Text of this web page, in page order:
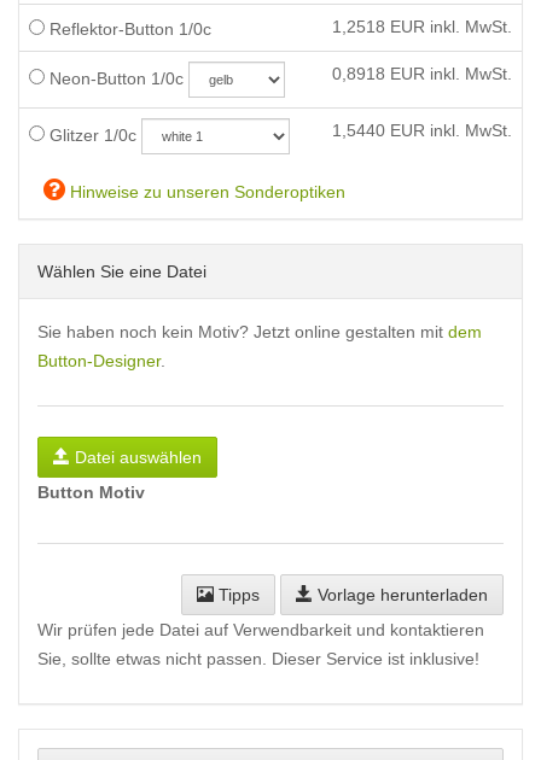
Reflektor-Button 1/0c 1,2518 EUR inkl. MwSt.
Neon-Button 1/0c 0,8918 EUR inkl. MwSt.
Glitzer 1/0c 1,5440 EUR inkl. MwSt.
Hinweise zu unseren Sonderoptiken
Wählen Sie eine Datei
Sie haben noch kein Motiv? Jetzt online gestalten mit dem
Button-Designer.
Datei auswählen
Button Motiv
Tipps
Vorlage herunterladen
Wir prüfen jede Datei auf Verwendbarkeit und kontaktieren
Sie, sollte etwas nicht passen. Dieser Service ist inklusive!